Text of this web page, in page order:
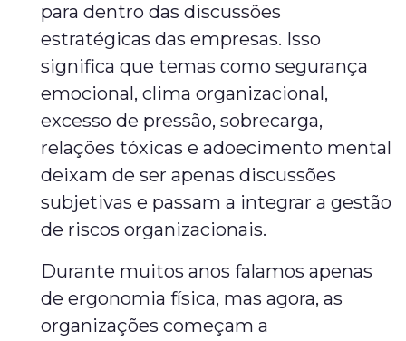
para dentro das discussões
estratégicas das empresas. Isso
significa que temas como segurança
emocional, clima organizacional,
excesso de pressão, sobrecarga,
relações tóxicas e adoecimento mental
deixam de ser apenas discussões
subjetivas e passam a integrar a gestão
de riscos organizacionais.
Durante muitos anos falamos apenas
de ergonomia física, mas agora, as
organizações começam a